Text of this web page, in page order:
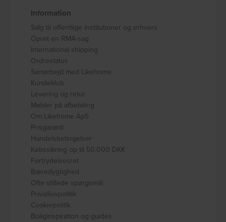
Information
Salg til offentlige institutioner og erhverv
Opret en RMA-sag
International shipping
Ordrestatus
Samarbejd med Likehome
Kundeklub
Levering og retur
Møbler på afbetaling
Om Likehome ApS
Prisgaranti
Handelsbetingelser
Købssikring op til 50.000 DKK
Fortrydelsesret
Bæredygtighed
Ofte stillede spørgsmål
Privatlivspolitik
Cookiepolitik
Boliginspiration og guides